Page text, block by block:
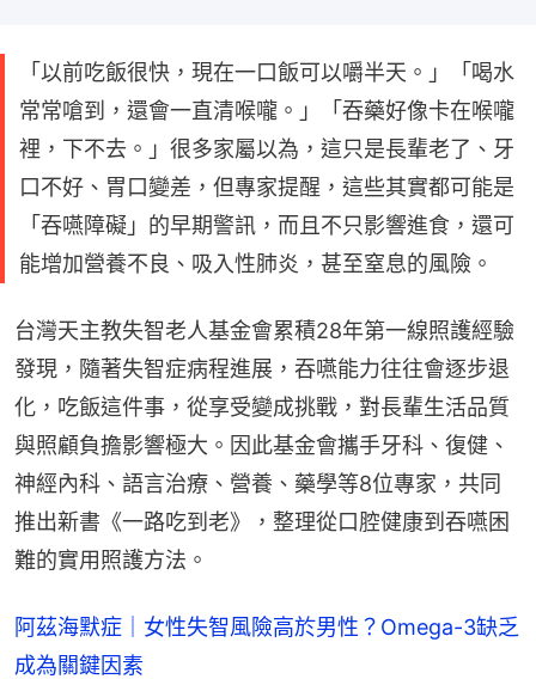
「以前吃飯很快，現在一口飯可以嚼半天。」「喝水
常常嗆到，還會一直清喉嚨。」「吞藥好像卡在喉嚨
裡，下不去。」很多家屬以為，這只是長輩老了、牙
口不好、胃口變差，但專家提醒，這些其實都可能是
「吞嚥障礙」的早期警訊，而且不只影響進食，還可
能增加營養不良、吸入性肺炎，甚至窒息的風險。
台灣天主教失智老人基金會累積28年第一線照護經驗
發現，隨著失智症病程進展，吞嚥能力往往會逐步退
化，吃飯這件事，從享受變成挑戰，對長輩生活品質
與照顧負擔影響極大。因此基金會攜手牙科、復健、
神經內科、語言治療、營養、藥學等8位專家，共同
推出新書《一路吃到老》，整理從口腔健康到吞嚥困
難的實用照護方法。
阿茲海默症｜女性失智風險高於男性？Omega-3缺乏
成為關鍵因素